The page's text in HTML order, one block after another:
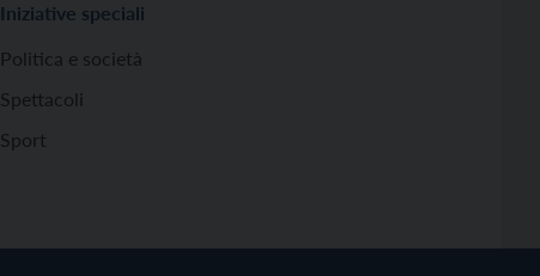
Iniziative speciali
Politica e società
Spettacoli
Sport